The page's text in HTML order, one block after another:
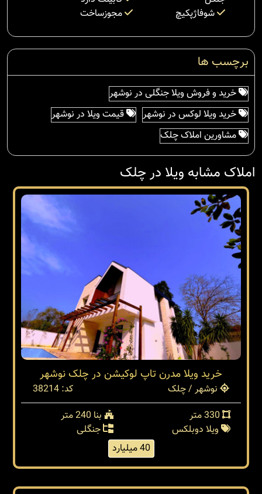
شوفاژپکیچ
مجوزساخت
برچسب ها
خرید و فروش ویلا جنگلی در نوشهر
خرید ویلا لوکس در نوشهر
قیمت ویلا در نوشهر
مشاورین املاک چلک
املاک مشابه ویلا در چلک
خرید ویلا مدرن تاپ لوکیشن در چلک نوشهر
نوشهر / چلک
کد: 38214
بنا 240 متر
ویلا دوبلکس
جنگلی
40 میلیارد